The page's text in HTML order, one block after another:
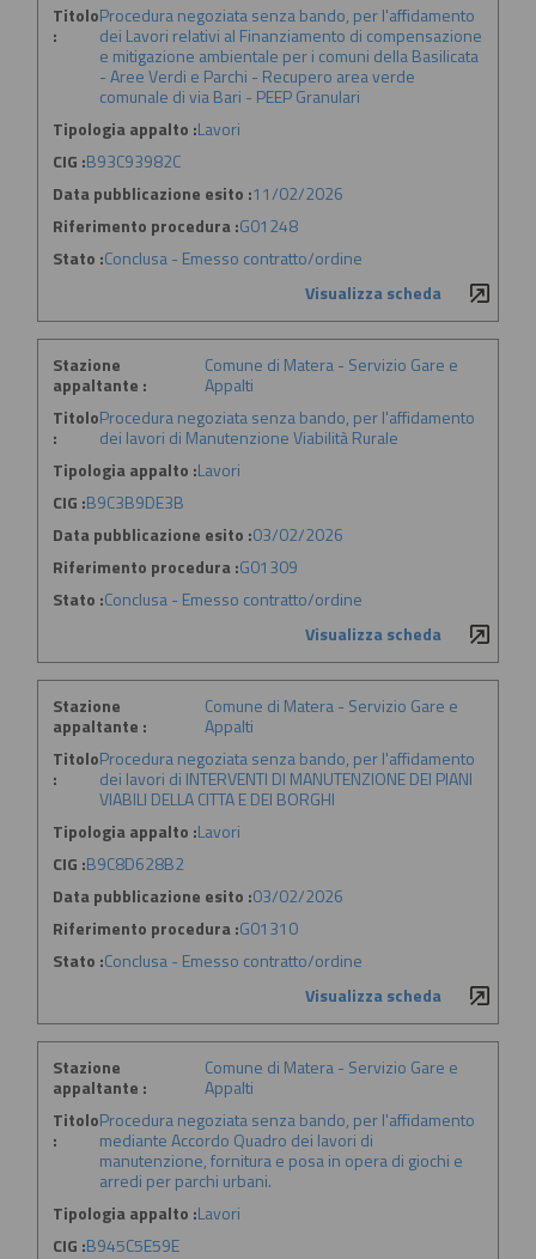
Titolo
:
Procedura negoziata senza bando, per l'affidamento
dei Lavori relativi al Finanziamento di compensazione
e mitigazione ambientale per i comuni della Basilicata
- Aree Verdi e Parchi - Recupero area verde
comunale di via Bari - PEEP Granulari
Tipologia appalto :Lavori
CIG :B93C93982C
Data pubblicazione esito :11/02/2026
Riferimento procedura :G01248
Stato :Conclusa - Emesso contratto/ordine
Visualizza scheda
Stazione
appaltante :
Comune di Matera - Servizio Gare e
Appalti
Titolo
:
Procedura negoziata senza bando, per l'affidamento
dei lavori di Manutenzione Viabilità Rurale
Tipologia appalto :Lavori
CIG :B9C3B9DE3B
Data pubblicazione esito :03/02/2026
Riferimento procedura :G01309
Stato :Conclusa - Emesso contratto/ordine
Visualizza scheda
Stazione
appaltante :
Comune di Matera - Servizio Gare e
Appalti
Titolo
:
Procedura negoziata senza bando, per l'affidamento
dei lavori di INTERVENTI DI MANUTENZIONE DEI PIANI
VIABILI DELLA CITTA E DEI BORGHI
Tipologia appalto :Lavori
CIG :B9C8D628B2
Data pubblicazione esito :03/02/2026
Riferimento procedura :G01310
Stato :Conclusa - Emesso contratto/ordine
Visualizza scheda
Stazione
appaltante :
Comune di Matera - Servizio Gare e
Appalti
Titolo
:
Procedura negoziata senza bando, per l'affidamento
mediante Accordo Quadro dei lavori di
manutenzione, fornitura e posa in opera di giochi e
arredi per parchi urbani.
Tipologia appalto :Lavori
CIG :B945C5E59E